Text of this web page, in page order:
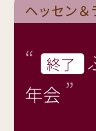
ヘッセン＆
終了
年会